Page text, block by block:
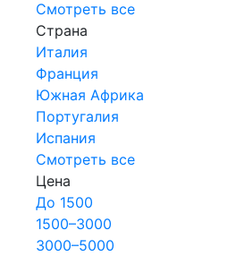
Смотреть все
Страна
Италия
Франция
Южная Африка
Португалия
Испания
Смотреть все
Цена
До 1500
1500–3000
3000–5000